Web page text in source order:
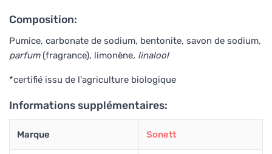
Composition:
Pumice, carbonate de sodium, bentonite, savon de sodium,
parfum(fragrance), limonène, linalool
*certifié issu de l'agriculture biologique
Informations supplémentaires:
Marque Sonett